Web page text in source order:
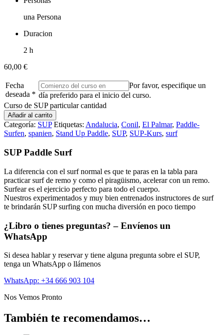
una Persona
Duracion
2 h
60,00 €
Fecha
deseada *
Por favor, especifique un
día preferido para el inicio del curso.
Curso de SUP particular cantidad
Añadir al carrito
Categoría: SUP Etiquetas: Andalucia, Conil, El Palmar, Paddle-
Surfen, spanien, Stand Up Paddle, SUP, SUP-Kurs, surf
SUP Paddle Surf
La diferencia con el surf normal es que te paras en la tabla para
practicar surf de remo y como el piragüismo, acelerar con un remo.
Surfear es el ejercicio perfecto para todo el cuerpo.
Nuestros experimentados y muy bien entrenados instructores de surf
te brindarán SUP surfing con mucha diversión en poco tiempo
¿Libro o tienes preguntas? – Envíenos un
WhatsApp
Si desea hablar y reservar y tiene alguna pregunta sobre el SUP,
tenga un WhatsApp o llámenos
WhatsApp: +34 666 903 104
Nos Vemos Pronto
También te recomendamos…